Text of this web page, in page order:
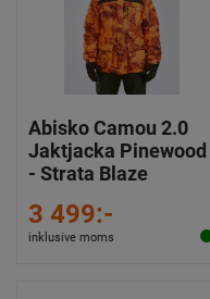
Abisko Camou 2.0
Jaktjacka Pinewood
- Strata Blaze
3 499:-
inklusive moms